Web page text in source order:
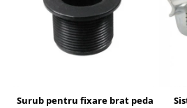
Surub pentru fixare brat pedalier